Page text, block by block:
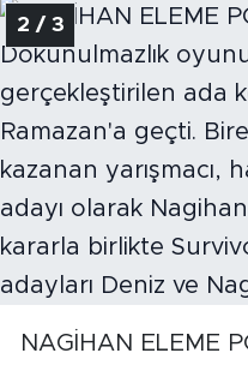
2 / 3
NAGİHAN ELEME